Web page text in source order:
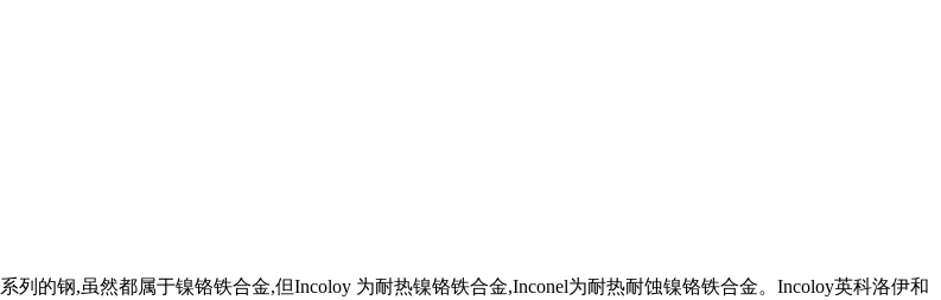
的钢,虽然都属于镍铬铁合金,但Incoloy 为耐热镍铬铁合金,Inconel为耐热耐蚀镍铬铁合金。Incoloy英科洛伊和